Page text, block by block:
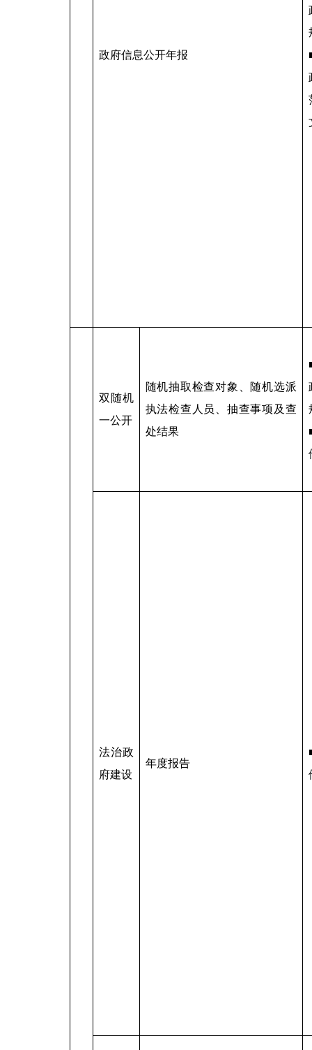
政府信息公开年报
双随机
一公开
随机抽取检查对象、随机选派
执法检查人员、抽查事项及查
处结果
法治政
府建设
年度报告